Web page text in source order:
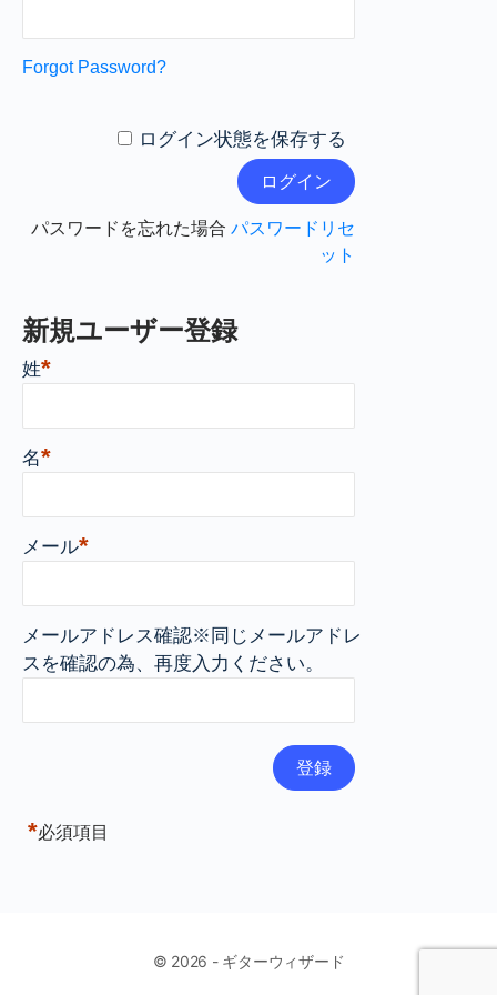
Forgot Password?
ログイン状態を保存する
パスワードを忘れた場合 パスワードリセ
ット
新規ユーザー登録
姓*
名*
メール*
メールアドレス確認※同じメールアドレ
スを確認の為、再度入力ください。
*必須項目
© 2026 - ギターウィザード